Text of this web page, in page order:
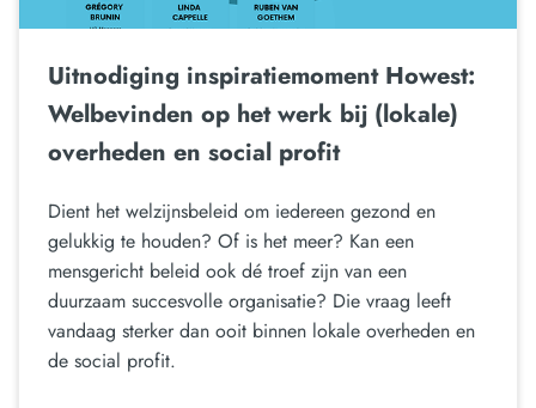
Uitnodiging inspiratiemoment Howest:
Welbevinden op het werk bij (lokale)
overheden en social profit
Dient het welzijnsbeleid om iedereen gezond en
gelukkig te houden? Of is het meer? Kan een
mensgericht beleid ook dé troef zijn van een
duurzaam succesvolle organisatie? Die vraag leeft
vandaag sterker dan ooit binnen lokale overheden en
de social profit.